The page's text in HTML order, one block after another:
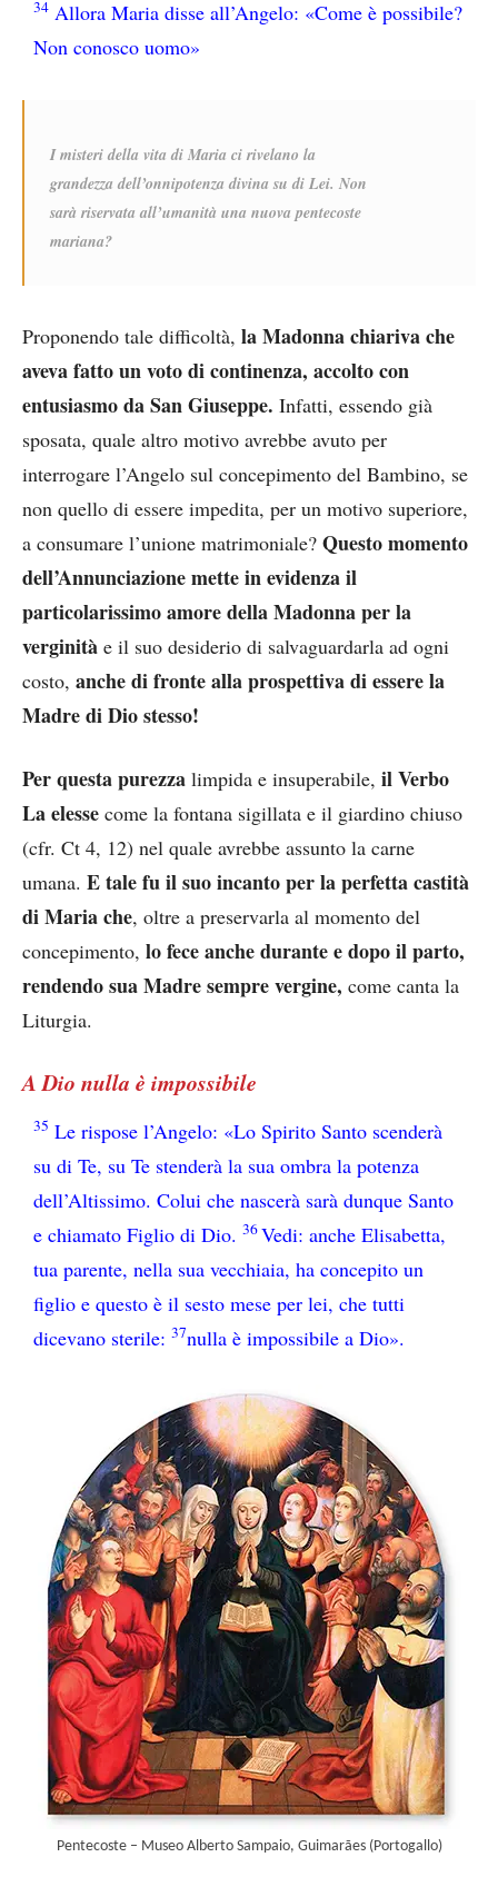
34 Allora Maria disse all’Angelo: «Come è possibile?
Non conosco uomo»
I misteri della vita di Maria ci rivelano la
grandezza dell’onnipotenza divina su di Lei. Non
sarà riservata all’umanità una nuova pentecoste
mariana?
Proponendo tale difficoltà, la Madonna chiariva che
aveva fatto un voto di continenza, accolto con
entusiasmo da San Giuseppe. Infatti, essendo già
sposata, quale altro motivo avrebbe avuto per
interrogare l’Angelo sul concepimento del Bambino, se
non quello di essere impedita, per un motivo superiore,
a consumare l’unione matrimoniale? Questo momento
dell’Annunciazione mette in evidenza il
particolarissimo amore della Madonna per la
verginità e il suo desiderio di salvaguardarla ad ogni
costo, anche di fronte alla prospettiva di essere la
Madre di Dio stesso!
Per questa purezza limpida e insuperabile, il Verbo
La elesse come la fontana sigillata e il giardino chiuso
(cfr. Ct 4, 12) nel quale avrebbe assunto la carne
umana. E tale fu il suo incanto perla perfetta castità
di Maria che, oltre a preservarla al momento del
concepimento, lo fece anche durante e dopo il parto,
rendendo sua Madre sempre vergine, come canta la
Liturgia.
A Dio nulla è impossibile
35 Le rispose l’Angelo: «Lo Spirito Santo scenderà
su di Te, su Te stenderà la sua ombra la potenza
dell’Altissimo. Colui che nascerà sarà dunque Santo
e chiamato Figlio di Dio. 36Vedi: anche Elisabetta,
tua parente, nella sua vecchiaia, ha concepito un
figlio e questo è il sesto mese per lei, che tutti
dicevano sterile: 37nulla è impossibile a Dio».
Pentecoste – Museo Alberto Sampaio, Guimarães (Portogallo)